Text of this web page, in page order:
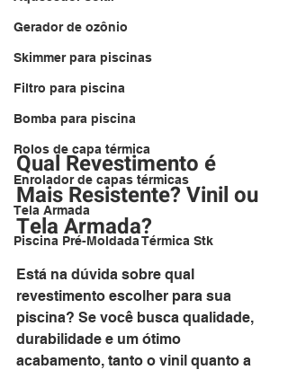
Gerador de ozônio
Skimmer para piscinas
Filtro para piscina
Bomba para piscina
Rolos de capa térmica
Enrolador de capas térmicas
Tela Armada
Piscina Pré-Moldada Térmica Stk
Qual Revestimento é
Mais Resistente? Vinil ou
Tela Armada?
Está na dúvida sobre qual
revestimento escolher para sua
piscina? Se você busca qualidade,
durabilidade e um ótimo
acabamento, tanto o vinil quanto a